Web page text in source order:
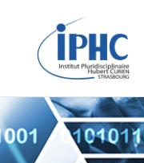
Institut
Curien –